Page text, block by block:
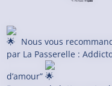
Nous vous
par La Passerelle :
d’amour”